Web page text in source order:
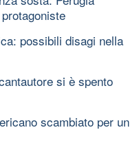
possibili disagi nella
si è spento
scambiato per un